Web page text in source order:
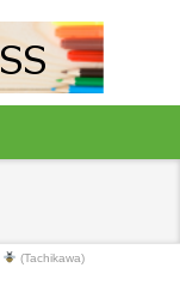
(Tachikawa)